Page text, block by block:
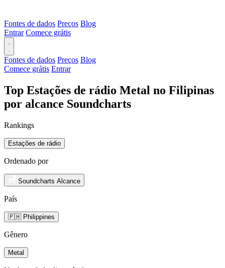
Fontes de dados Preços Blog
Entrar Comece grátis
Fontes de dados Preços Blog
Comece grátis Entrar
Top Estações de rádio Metal no Filipinas
por alcance Soundcharts
Rankings
Estações de rádio
Ordenado por
Soundcharts Alcance
País
🇵🇭 Philippines
Gênero
Metal